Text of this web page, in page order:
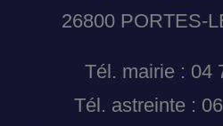
26800 PORTES-
Tél. mairie : 04
Tél. astreinte :